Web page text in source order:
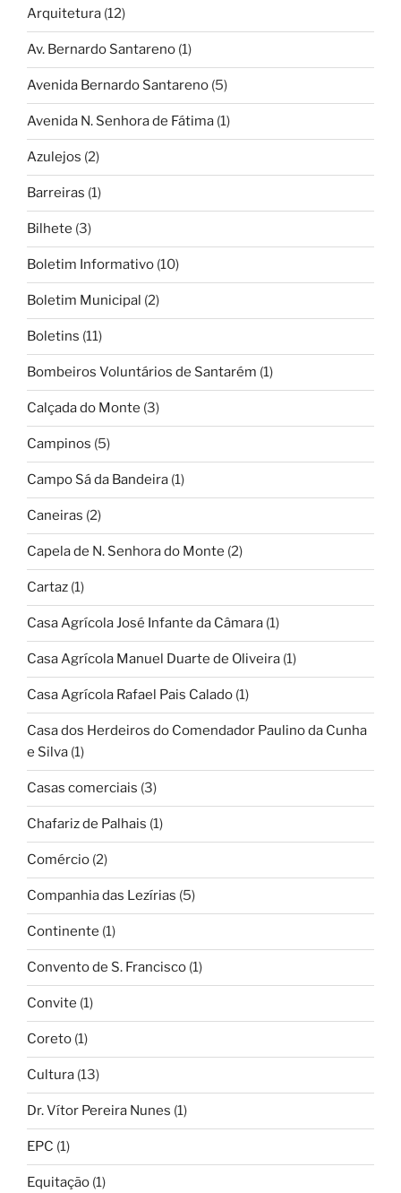
Arquitetura (12)
Av. Bernardo Santareno (1)
Avenida Bernardo Santareno (5)
Avenida N. Senhora de Fátima (1)
Azulejos (2)
Barreiras (1)
Bilhete (3)
Boletim Informativo (10)
Boletim Municipal (2)
Boletins (11)
Bombeiros Voluntários de Santarém (1)
Calçada do Monte (3)
Campinos (5)
Campo Sá da Bandeira (1)
Caneiras (2)
Capela de N. Senhora do Monte (2)
Cartaz (1)
Casa Agrícola José Infante da Câmara (1)
Casa Agrícola Manuel Duarte de Oliveira (1)
Casa Agrícola Rafael Pais Calado (1)
Casa dos Herdeiros do Comendador Paulino da Cunha
e Silva (1)
Casas comerciais (3)
Chafariz de Palhais (1)
Comércio (2)
Companhia das Lezírias (5)
Continente (1)
Convento de S. Francisco (1)
Convite (1)
Coreto (1)
Cultura (13)
Dr. Vítor Pereira Nunes (1)
EPC (1)
Equitação (1)